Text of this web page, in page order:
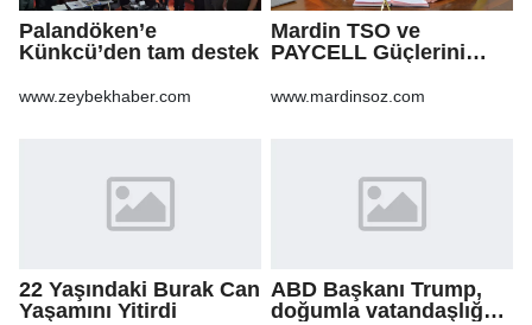
Palandöken’e
Künkcü’den tam destek
www.zeybekhaber.com
Mardin TSO ve
PAYCELL Güçlerini
www.mardinsoz.com
22 Yaşındaki Burak Can
Yaşamını Yitirdi
ABD Başkanı Trump,
doğumla vatandaşlığa